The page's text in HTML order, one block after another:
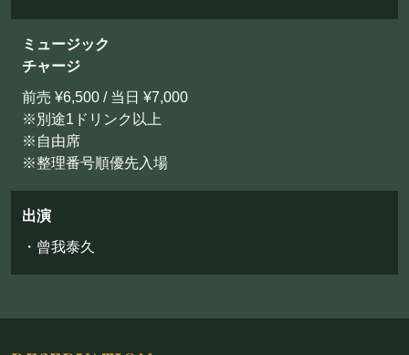
ミュージック
チャージ
前売 ¥6,500 / 当日 ¥7,000
※別途1ドリンク以上
※自由席
※整理番号順優先入場
出演
・曾我泰久